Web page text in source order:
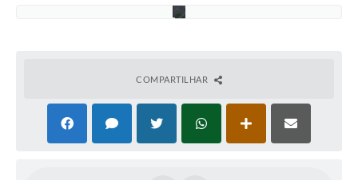
COMPARTILHAR